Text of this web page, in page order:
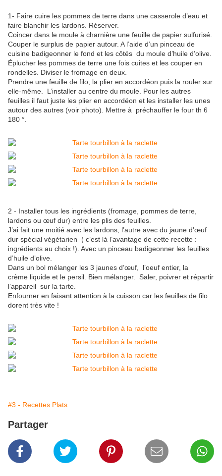
1- Faire cuire les pommes de terre dans une casserole d’eau et
faire blanchir les lardons. Réserver.
Coincer dans le moule à charnière une feuille de papier sulfurisé.
Couper le surplus de papier autour. A l’aide d’un pinceau de
cuisine badigeonner le fond et les côtés du moule d’huile d’olive.
Éplucher les pommes de terre une fois cuites et les couper en
rondelles. Diviser le fromage en deux.
Prendre une feuille de filo, la plier en accordéon puis la rouler sur
elle-même. L’installer au centre du moule. Pour les autres
feuilles il faut juste les plier en accordéon et les installer les unes
autour des autres (voir photo). Mettre à préchauffer le four th 6
180 °.
2 - Installer tous les ingrédients (fromage, pommes de terre,
lardons ou œuf dur) entre les plis des feuilles.
J’ai fait une moitié avec les lardons, l’autre avec du jaune d’œuf
dur spécial végétarien ( c’est là l’avantage de cette recette :
ingrédients au choix !). Avec un pinceau badigeonner les feuilles
d’huile d’olive.
Dans un bol mélanger les 3 jaunes d’œuf, l’oeuf entier, la
crème liquide et le persil. Bien mélanger. Saler, poivrer et répartir
l’appareil sur la tarte.
Enfourner en faisant attention à la cuisson car les feuilles de filo
dorent très vite !
#3 - Recettes Plats
Partager